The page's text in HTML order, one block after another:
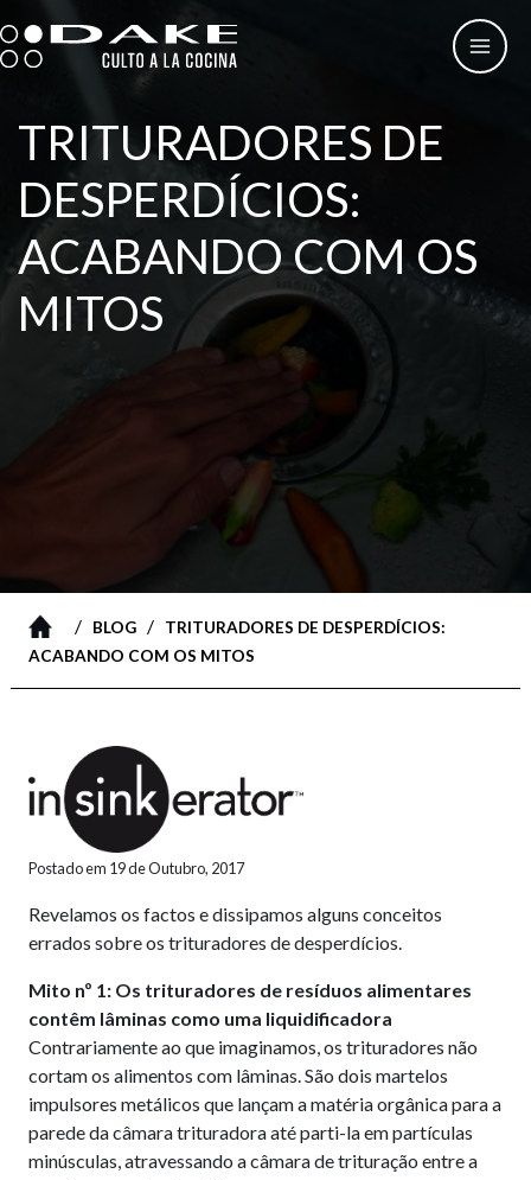
to
content
TRITURADORES DE
DESPERDÍCIOS:
ACABANDO COM OS
MITOS
/ BLOG/
TRITURADORES DE DESPERDÍCIOS:
ACABANDO COM OS MITOS
Postado em 19 de Outubro, 2017
Revelamos os factos e dissipamos alguns conceitos
errados sobre os trituradores de desperdícios.
Mito nº 1: Os trituradores de resíduos alimentares
contêm lâminas como uma liquidificadora
Contrariamente ao que imaginamos, os trituradores não
cortam os alimentos com lâminas. São dois martelos
impulsores metálicos que lançam a matéria orgânica para a
parede da câmara trituradora até parti-la em partículas
minúsculas, atravessando a câmara de trituração entre a